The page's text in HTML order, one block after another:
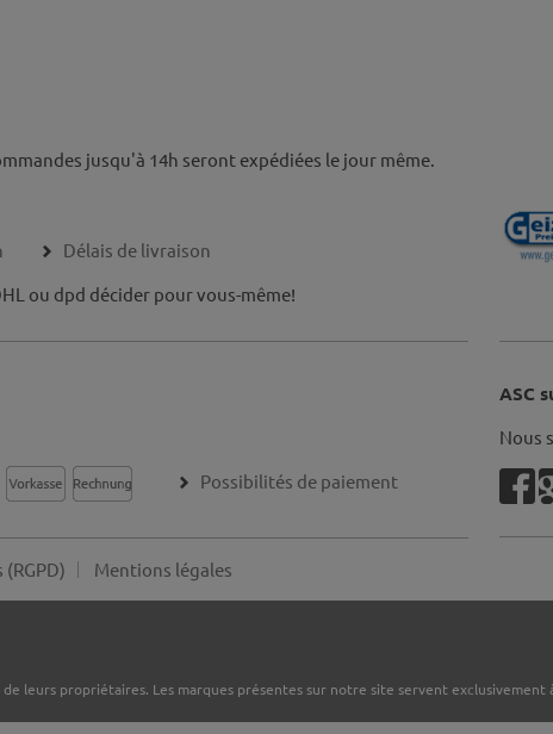
jusqu'à 14h seront expédiées le jour même.
Délais de livraison
ou dpd décider pour vous-même!
Possibilités de paiement
ASC
Nous
Mentions légales
leurs propriétaires. Les marques présentes sur notre site servent exclusivement